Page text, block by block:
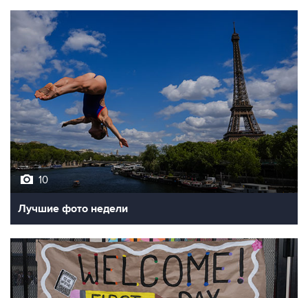
10
Лучшие фото недели